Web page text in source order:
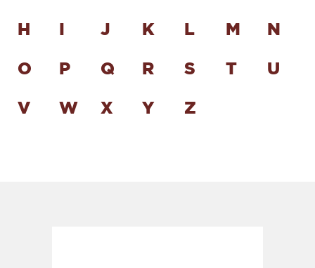
H J K L M N
O P Q R S T U
V W X Y Z